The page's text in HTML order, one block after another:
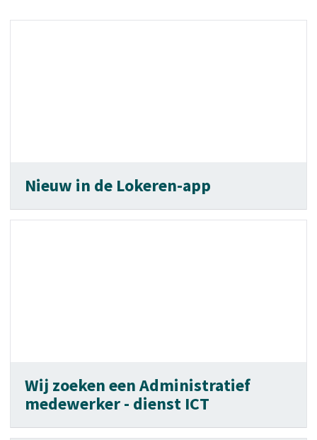
Nieuw in de Lokeren-app
Wij zoeken een Administratief
medewerker - dienst ICT